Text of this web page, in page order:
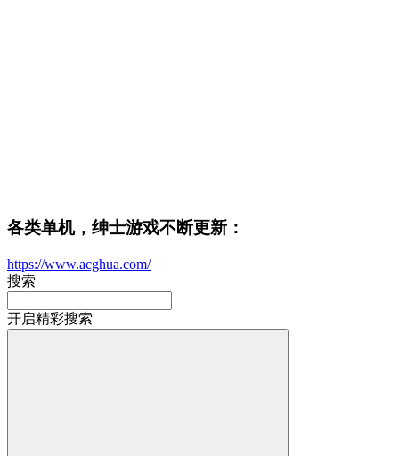
各类单机，绅士游戏不断更新：
https://www.acghua.com/
搜索
开启精彩搜索